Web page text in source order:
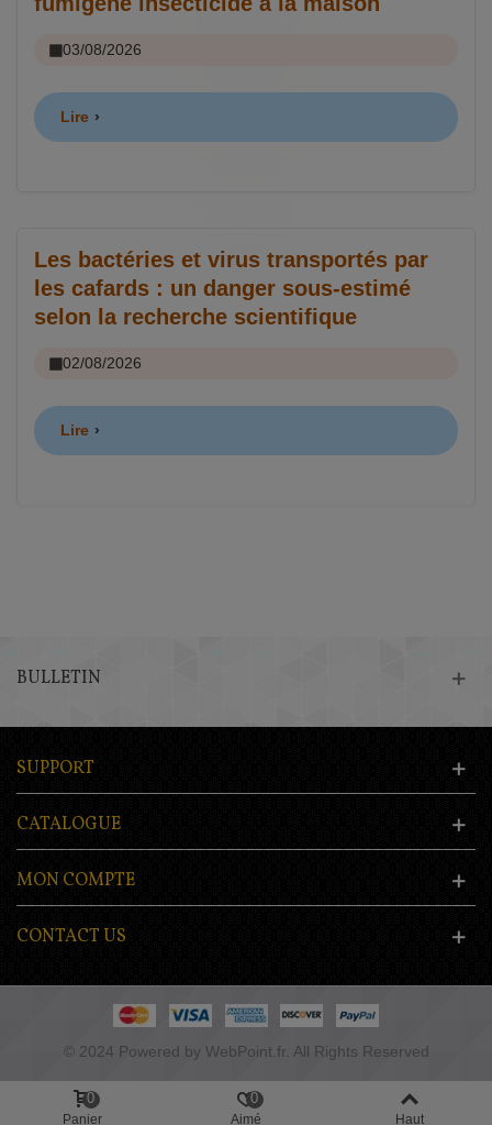
03/08/2026
Lire
Les bactéries et virus transportés par
les cafards : un danger sous-estimé
selon la recherche scientifique
02/08/2026
Lire
BULLETIN
SUPPORT
CATALOGUE
MON COMPTE
CONTACT US
© 2024 Powered by WebPoint.fr. All Rights Reserved
Panier
0
Aimé
0
Haut